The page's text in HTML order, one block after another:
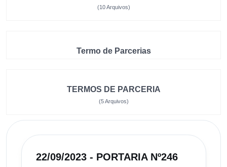
(10 Arquivos)
Termo de Parcerias
TERMOS DE PARCERIA
(5 Arquivos)
22/09/2023 - PORTARIA Nº246